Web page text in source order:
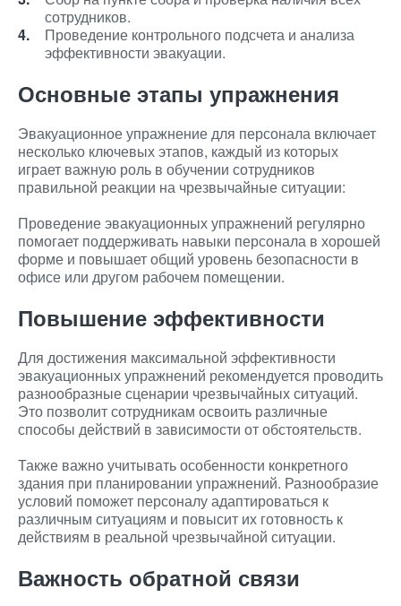
сотрудников.
Проведение контрольного подсчета и анализа
эффективности эвакуации.
Основные этапы упражнения
Эвакуационное упражнение для персонала включает
несколько ключевых этапов, каждый из которых
играет важную роль в обучении сотрудников
правильной реакции на чрезвычайные ситуации:
Проведение эвакуационных упражнений регулярно
помогает поддерживать навыки персонала в хорошей
форме и повышает общий уровень безопасности в
офисе или другом рабочем помещении.
Повышение эффективности
Для достижения максимальной эффективности
эвакуационных упражнений рекомендуется проводить
разнообразные сценарии чрезвычайных ситуаций.
Это позволит сотрудникам освоить различные
способы действий в зависимости от обстоятельств.
Также важно учитывать особенности конкретного
здания при планировании упражнений. Разнообразие
условий поможет персоналу адаптироваться к
различным ситуациям и повысит их готовность к
действиям в реальной чрезвычайной ситуации.
Важность обратной связи